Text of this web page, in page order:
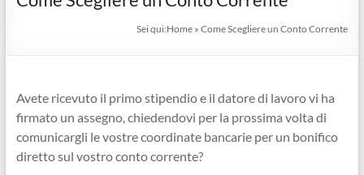
Sei qui:Home »Come Scegliere un Conto Corrente
Avete ricevuto il primo stipendio e il datore di lavoro vi ha
firmato un assegno, chiedendovi per la prossima volta di
comunicargli le vostre coordinate bancarie per un bonifico
diretto sul vostro conto corrente?